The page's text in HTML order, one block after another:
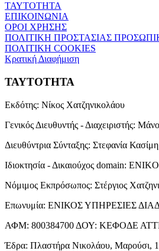
ΤΑΥΤΟΤΗΤΑ
ΕΠΙΚΟΙΝΩΝΙΑ
ΟΡΟΙ ΧΡΗΣΗΣ
ΠΟΛΙΤΙΚΗ ΠΡΟΣΤΑΣΙΑΣ
ΠΟΛΙΤΙΚΗ COOKIES
Κρατική Διαφήμιση
ΤΑΥΤΟΤΗΤΑ
Εκδότης: Νίκος Χατζηνικολάου
Γενικός Διευθυντής - Διαχειριστής:
Διευθύντρια Σύνταξης: Στεφανία Κασίμη
Ιδιοκτησία - Δικαιούχος domain:
Νόμιμος Εκπρόσωπος: Στέργιος
Επωνυμία: ΕΝΙΚΟΣ ΥΠΗΡΕΣΙΕΣ
ΑΦΜ: 800384700 ΔΟΥ: ΚΕΦΟΔΕ
Έδρα: Πλαστήρα Νικολάου, Μαρούσι,